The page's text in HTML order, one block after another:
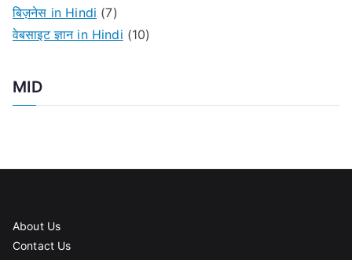
बिज़नेस in Hindi (7)
वेबसाइट ज्ञान in Hindi (10)
MID
About Us
Contact Us